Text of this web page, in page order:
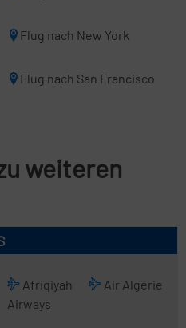
Flug nach New York
Flug nach San Francisco
weiteren
Afriqiyah
Airways
Air Algérie